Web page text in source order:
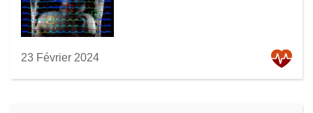
23 Février 2024